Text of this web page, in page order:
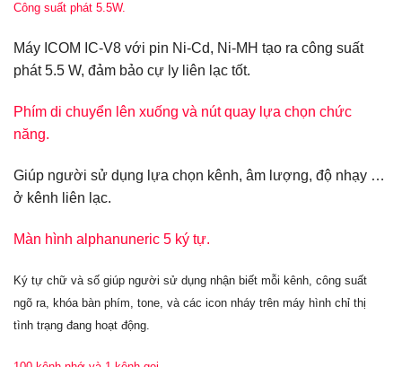
Công suất phát 5.5W.
Máy ICOM IC-V8 với pin Ni-Cd, Ni-MH tạo ra công suất
phát 5.5 W, đảm bảo cự ly liên lạc tốt.
Phím di chuyển lên xuống và nút quay lựa chọn chức
năng.
Giúp người sử dụng lựa chọn kênh, âm lượng, độ nhạy …
ở kênh liên lạc.
Màn hình alphanuneric 5 ký tự.
Ký tự chữ và số giúp người sử dụng nhận biết mỗi kênh, công suất
ngõ ra, khóa bàn phím, tone, và các icon nháy trên máy hình chỉ thị
tình trạng đang hoạt động.